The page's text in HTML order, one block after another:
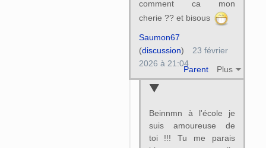
comment ca mon
cherie ?? et bisous
Parent Plus
Saumon67
(discussion)
23 février
2026 à 21:04
Beinnmn à l'école je
suis amoureuse de
toi !!! Tu me parais